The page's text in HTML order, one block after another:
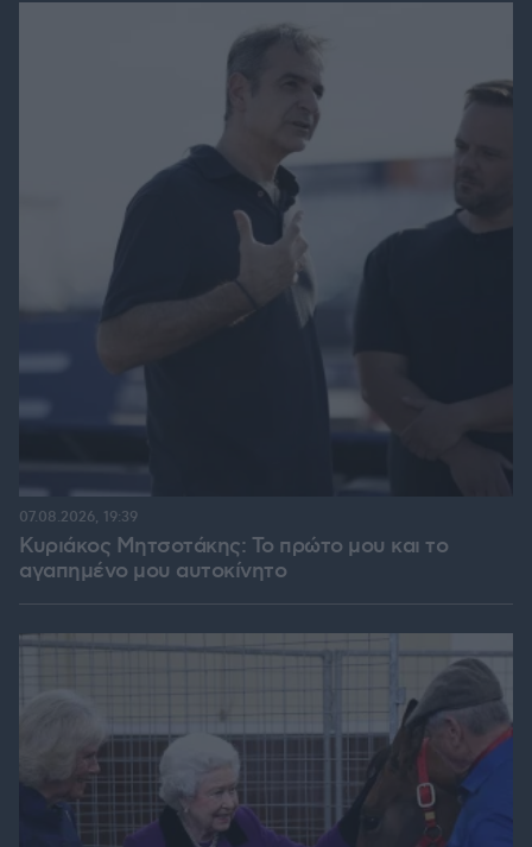
Κυριάκος Μητσοτάκης: Το πρώτο μου και το
αγαπημένο μου αυτοκίνητο
07.08.2026, 19:39